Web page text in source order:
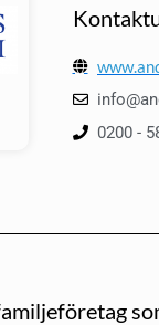
0200 -